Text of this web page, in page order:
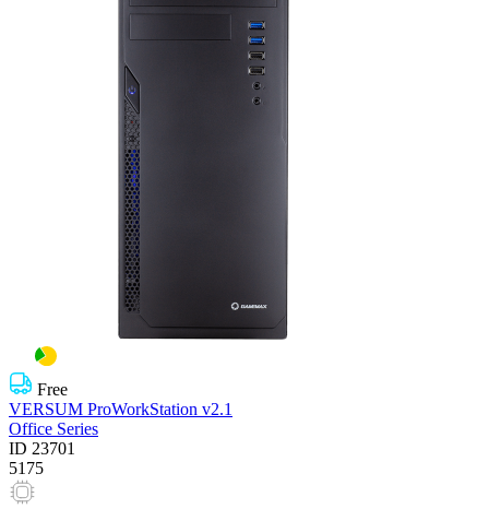
Free
VERSUM ProWorkStation v2.1
Office Series
ID 23701
5175